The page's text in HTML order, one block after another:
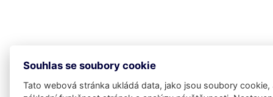
Souhlas se soubory cookie
Tato webová stránka ukládá data, jako jsou soubory cookie,